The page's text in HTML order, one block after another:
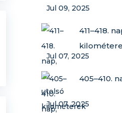
Jul 09, 2025
411–418.
Jul 07, 2025
405–410.
Jul 07, 2025